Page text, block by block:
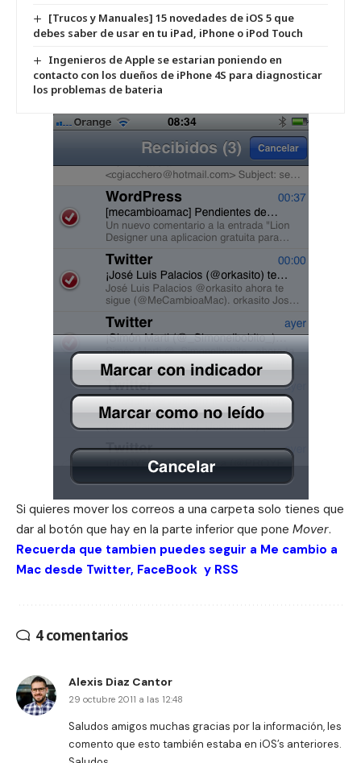
[Trucos y Manuales] 15 novedades de iOS 5 que
debes saber de usar en tu iPad, iPhone o iPod Touch
Ingenieros de Apple se estarian poniendo en
contacto con los dueños de iPhone 4S para diagnosticar
los problemas de bateria
Si quieres mover los correos a una carpeta solo tienes que
dar al botón que hay en la parte inferior que pone Mover.
Recuerda que tambien puedes seguir a Me cambio a
Mac desde Twitter, FaceBook y RSS
4 comentarios
Alexis Diaz Cantor
29 octubre 2011 a las 12:48
Saludos amigos muchas gracias por la información, les
comento que esto también estaba en iOS’s anteriores.